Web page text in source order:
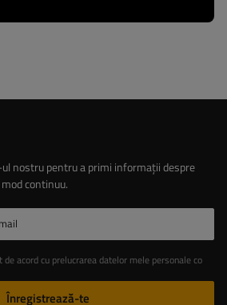
nostru pentru a primi informații despre
continuu.
personale conținute în formularul de contact în conformitate cu Regulamentul Parlamentului European și al Consiliului (UE)
Înregistrează-te